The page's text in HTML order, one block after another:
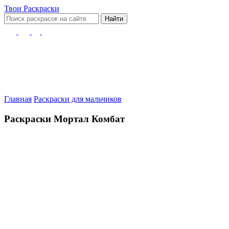
Твои Раскраски
Найти
Главная Раскраски для мальчиков
Раскраски Мортал Комбат